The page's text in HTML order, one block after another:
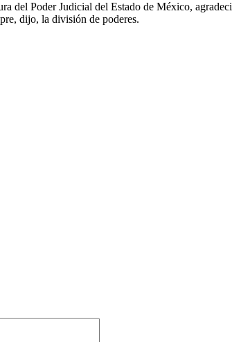
del Poder Judicial del Estado de México,
dijo, la división de poderes.